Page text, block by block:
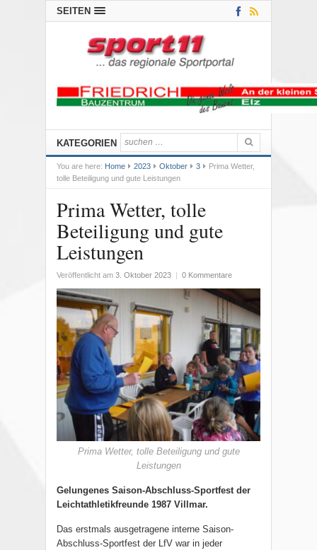
SEITEN
KATEGORIEN
You are here: Home 2023 Oktober 3
Prima Wetter,
tolle Beteiligung und gute Leistungen
Prima Wetter, tolle
Beteiligung und gute
Leistungen
Veröffentlicht am 3. Oktober 2023 0 Kommentare
Prima Wetter, tolle Beteiligung und gute
Leistungen
Gelungenes Saison-Abschluss-Sportfest der
Leichtathletikfreunde 1987 Villmar.
Das erstmals ausgetragene interne Saison-
Abschluss-Sportfest der LfV war in jeder